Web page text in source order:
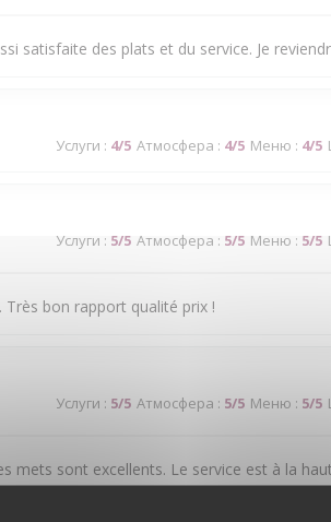
satisfaite des plats et du service. Je
Услуги : 4/5 Атмосфера : 4/5 Меню : 4/5
Услуги : 5/5 Атмосфера : 5/5 Меню : 5/5
bon rapport qualité prix !
Услуги : 5/5 Атмосфера : 5/5 Меню : 5/5
mets sont excellents. Le service est à la